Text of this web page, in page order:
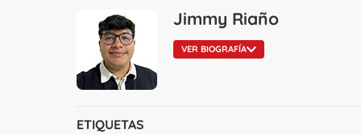
Jimmy Riaño
VER BIOGRAFÍA
ETIQUETAS